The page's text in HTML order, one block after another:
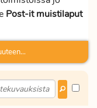
Post-it muistilaput
myös värilajitelma.
värejä on runsaasti
Varastotuotteina